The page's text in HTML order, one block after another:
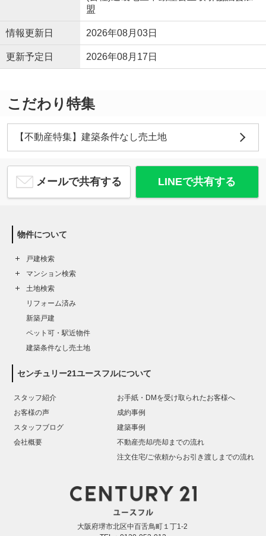
盟
情報更新日 2026年08月03日
更新予定日 2026年08月17日
こだわり特集
【不動産特集】建築条件なし売土地
メールで共有する LINEで共有する
物件について
戸建検索
マンション検索
土地検索
リフォーム済み
新築戸建
ペット可・駅近物件
建築条件なし売土地
センチュリー21ユースフルについて
スタッフ紹介
お客様の声
スタッフブログ
会社概要
お手紙・DMを受け取られたお客様へ
成約事例
建築事例
不動産売却/売却までの流れ
注文住宅/ご依頼からお引き渡しまでの流れ
大阪府堺市北区中百舌鳥町１丁1-2